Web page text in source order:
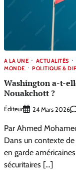
A LA UNE ACTUALITÉS
MONDE
POLITIQUE &
Washington a-t-
Nouakchott ?
Éditeur 24 Mars 2026
Par Ahmed
Dans un contexte
en garde
sécuritaires […]